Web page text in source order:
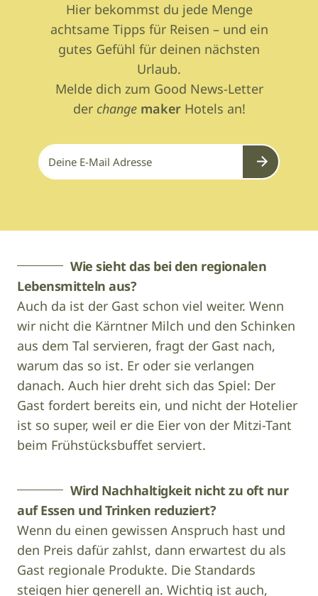
Hier bekommst du jede Menge
achtsame Tipps für Reisen – und ein
gutes Gefühl für deinen nächsten
Urlaub.
Melde dich zum Good News-Letter
der change makerHotels an!
Submit
Wie sieht das bei den regionalen
Lebensmitteln aus?
Auch da ist der Gast schon viel weiter. Wenn
wir nicht die Kärntner Milch und den Schinken
aus dem Tal servieren, fragt der Gast nach,
warum das so ist. Er oder sie verlangen
danach. Auch hier dreht sich das Spiel: Der
Gast fordert bereits ein, und nicht der Hotelier
ist so super, weil er die Eier von der Mitzi-Tant
beim Frühstücksbuffet serviert.
Wird Nachhaltigkeit nicht zu oft nur
auf Essen und Trinken reduziert?
Wenn du einen gewissen Anspruch hast und
den Preis dafür zahlst, dann erwartest du als
Gast regionale Produkte. Die Standards
steigen hier generell an. Wichtig ist auch,